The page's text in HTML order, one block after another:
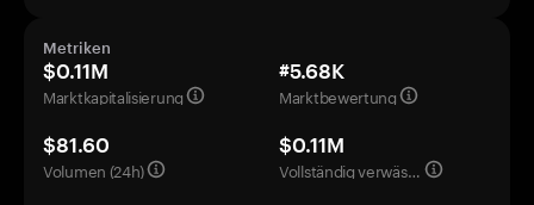
Metriken
$0.11M
Marktkapitalisierung
#5.68K
Marktbewertung
$81.60
Volumen (24h)
$0.11M
Vollständig verwässerte Bewertung